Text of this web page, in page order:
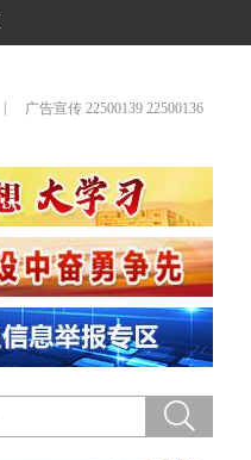
广告宣传 22500139 22500136